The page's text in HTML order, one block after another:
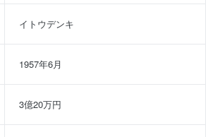
イトウデンキ
1957年6月
3億20万円